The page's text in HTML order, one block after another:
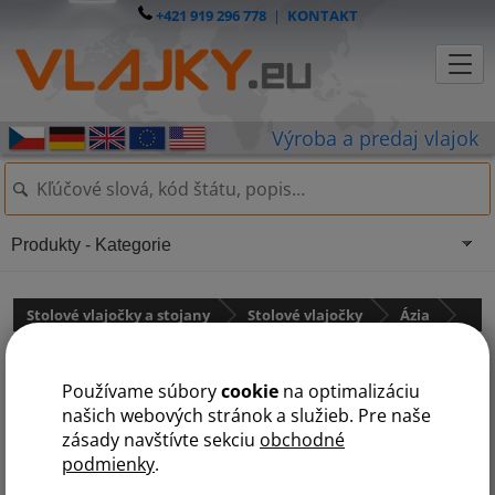
Používame súborycookie na optimalizáciu
našich webových stránok a služieb. Pre naše
zásady navštívte sekciu obchodné
podmienky.
+421 919 296 778| KONTAKT
Stolové vlajočky a stojany Stolové vlajočky Ázia
Produkty - Kategorie